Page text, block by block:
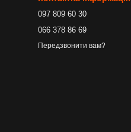
097 809 60 30
066 378 86 69
Передзвонити вам?